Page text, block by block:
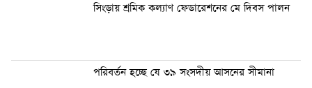
সিংড়ায় শ্রমিক কল্যাণ ফেডারেশনের মে দিবস পালন
পরিবর্তন হচ্ছে যে ৩৯ সংসদীয় আসনের সীমানা